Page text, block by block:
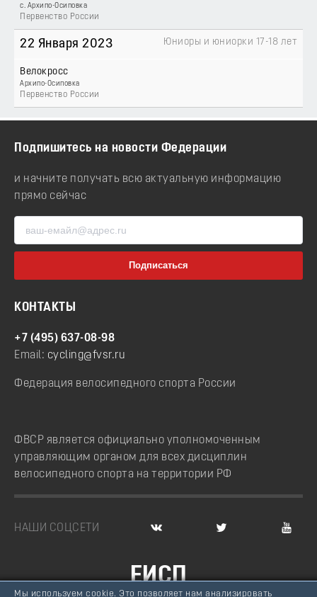
с. Архипо-Осиповка
Первенство России
22 Января 2023
Велокросс
Архипо-Осиповка
Первенство России
Юниоры и юниорки 17-18 лет
Подпишитесь на новости Федерации
и начните получать всю актуальную информацию
прямо сейчас
КОНТАКТЫ
+7 (495) 637-08-98
Email: cycling@fvsr.ru
Федерация велосипедного спорта России
ФВСР является официально уполномоченным
управляющим органом для всех дисциплин
велосипедного спорта на территории РФ
НАШИ СОЦСЕТИ
ЕИСП
ВЕЛОСПОРТ РОССИИ
Мы используем cookie. Это позволяет нам анализировать